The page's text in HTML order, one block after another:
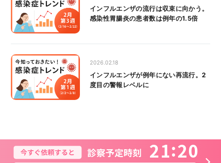
インフルエンザの流行は収束に向かう。
感染性胃腸炎の患者数は例年の1.5倍
2026.02.18
インフルエンザが例年にない再流行。2
度目の警報レベルに
21 20